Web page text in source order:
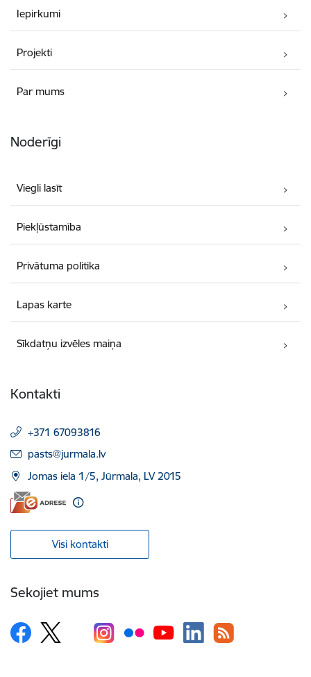
Iepirkumi
Projekti
Par mums
Noderīgi
Viegli lasīt
Piekļūstamība
Privātuma politika
Lapas karte
Sīkdatņu izvēles maiņa
Kontakti
+371 67093816
E-pasts:
pasts@jurmala.lv
Jomas iela 1/5, Jūrmala, LV 2015
Visi kontakti
Sekojiet mums